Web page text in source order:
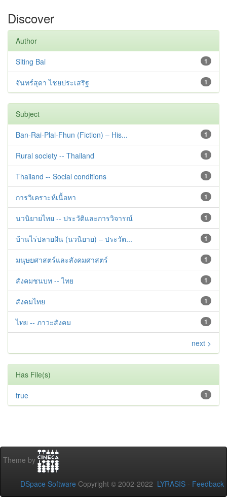
Discover
Author
1
Siting Bai
1
จันทร์สุดา ไชยประเสริฐ
Subject
1
Ban-Rai-Plai-Fhun (Fiction) – His...
1
Rural society -- Thailand
1
Thailand -- Social conditions
1
การวิเคราะห์เนื้อหา
1
นวนิยายไทย -- ประวัติและการวิจารณ์
1
บ้านไร่ปลายฝัน (นวนิยาย) – ประวัต...
1
มนุษยศาสตร์และสังคมศาสตร์
1
สังคมชนบท -- ไทย
1
สังคมไทย
1
ไทย -- ภาวะสังคม
next >
Has File(s)
1
true
Theme by
DSpace Software Copyright © 2002-2022 LYRASIS - Feedback